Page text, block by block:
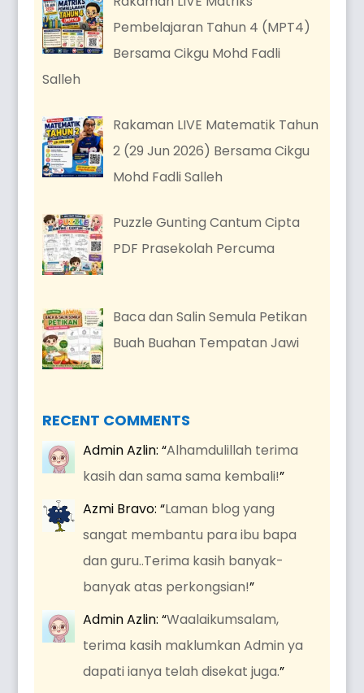
Pembelajaran Tahun 4 (MPT4)
Bersama Cikgu Mohd Fadli
Salleh
Rakaman LIVE Matematik Tahun
2 (29 Jun 2026) Bersama Cikgu
Mohd Fadli Salleh
Puzzle Gunting Cantum Cipta
PDF Prasekolah Percuma
Baca dan Salin Semula Petikan
Buah Buahan Tempatan Jawi
RECENT COMMENTS
Admin Azlin: “Alhamdulillah terima
kasih dan sama sama kembali!”
Azmi Bravo: “Laman blog yang
sangat membantu para ibu bapa
dan guru..Terima kasih banyak-
banyak atas perkongsian!”
Admin Azlin: “Waalaikumsalam,
terima kasih maklumkan Admin ya
dapati ianya telah disekat juga.”